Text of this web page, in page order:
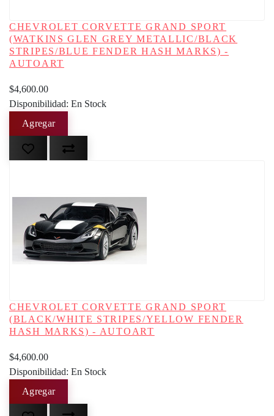
CHEVROLET CORVETTE GRAND SPORT
(WATKINS GLEN GREY METALLIC/BLACK
STRIPES/BLUE FENDER HASH MARKS) -
AUTOART
$4,600.00
Disponibilidad: En Stock
CHEVROLET CORVETTE GRAND SPORT
(BLACK/WHITE STRIPES/YELLOW FENDER
HASH MARKS) - AUTOART
$4,600.00
Disponibilidad: En Stock